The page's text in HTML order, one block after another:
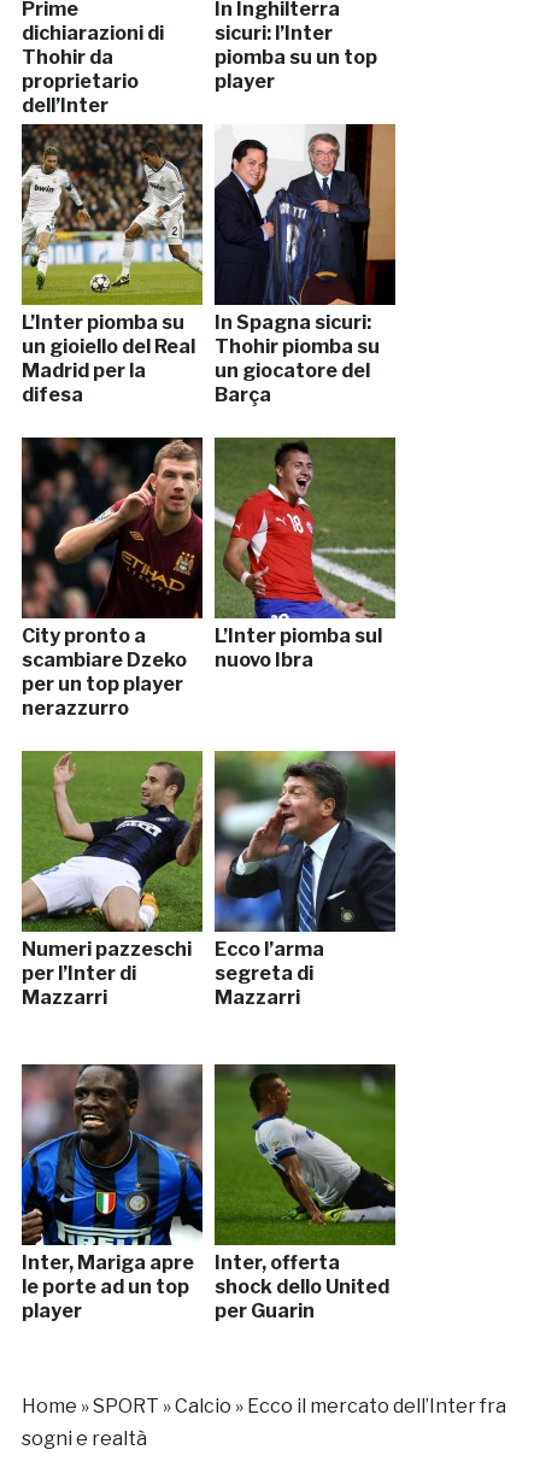
Prime
dichiarazioni di
Thohir da
proprietario
dell’Inter
In Inghilterra
sicuri: l’Inter
piomba su un top
player
L’Inter piomba su
un gioiello del Real
Madrid per la
difesa
In Spagna sicuri:
Thohir piomba su
un giocatore del
Barça
City pronto a
scambiare Dzeko
per un top player
nerazzurro
L’Inter piomba sul
nuovo Ibra
Numeri pazzeschi
per l’Inter di
Mazzarri
Ecco l’arma
segreta di
Mazzarri
Inter, Mariga apre
le porte ad un top
player
Inter, offerta
shock dello United
per Guarin
Home »SPORT »Calcio » Ecco il mercato dell’Inter fra
sogni e realtà